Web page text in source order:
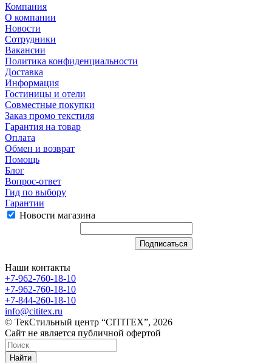
Компания
О компании
Новости
Сотрудники
Вакансии
Политика конфиденциальности
Доставка
Информация
Гостиницы и отели
Совместные покупки
Заказ промо текстиля
Гарантия на товар
Оплата
Обмен и возврат
Помощь
Блог
Вопрос-ответ
Гид по выбору
Гарантии
Новости магазина
Наши контакты
+7-962-760-18-10
+7-962-760-18-10
+7-844-260-18-10
info@cititex.ru
© ТекСтильный центр “CITITEX”, 2026
Сайт не является публичной офертой
Найти